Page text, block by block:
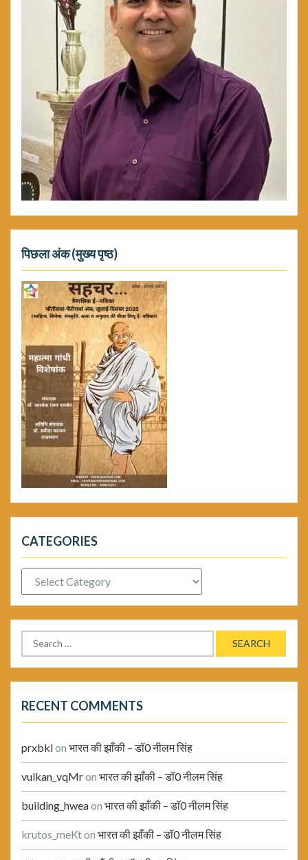
पिछला अंक (मुख्य पृष्ठ)
CATEGORIES
Categories
Search
for:
RECENT COMMENTS
prxbklon भारत की झाँकी – डॉ0 नीलम सिंह
vulkan_vqMron भारत की झाँकी – डॉ0 नीलम सिंह
building_hweaon भारत की झाँकी – डॉ0 नीलम सिंह
krutos_meKton भारत की झाँकी – डॉ0 नीलम सिंह